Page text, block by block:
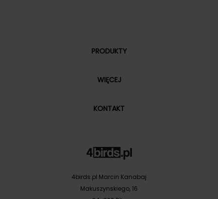
PRODUKTY
WIĘCEJ
KONTAKT
4birds.pl Marcin Kanabaj
Makuszynskiego, 16